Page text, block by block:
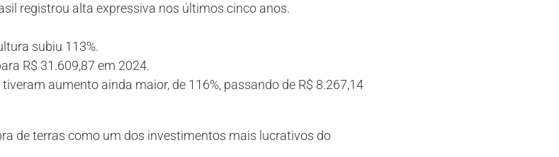
registrou alta expressiva nos últimos cinco anos.
subiu 113%.
R$ 31.609,87 em 2024.
aumento ainda maior, de 116%, passando de R$ 8.267,14
de terras como um dos investimentos mais lucrativos do